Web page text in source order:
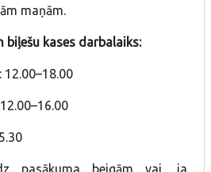
maņām.
biļešu kases darbalaiks:
pasākuma beigām vai, ja